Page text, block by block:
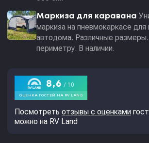
Маркиза для каравана
маркиза на пневмокаркасе для
автодома. Различные
периметру. В наличии.
Посмотреть отзывы с оценками
можно на RV Land